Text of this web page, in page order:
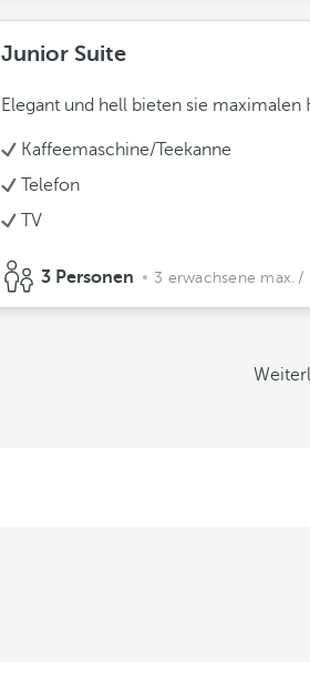
Junior Suite
Elegant und hell bieten sie
Kaffeemaschine/Teekanne
Telefon
TV
3 Personen 3 erwachsene max. /